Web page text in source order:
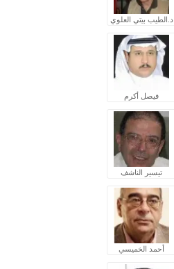
د.الطيب بيتي العلوي
فيصل أكرم
تيسير الناشف
أحمد الخميسي